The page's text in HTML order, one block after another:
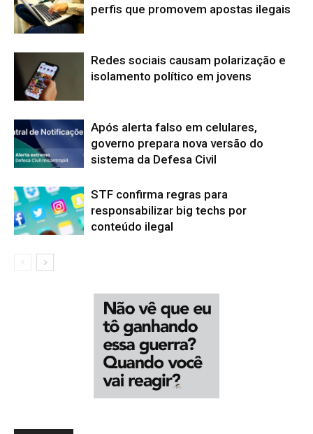
perfis que promovem apostas ilegais
Redes sociais causam polarização e
isolamento político em jovens
Após alerta falso em celulares,
governo prepara nova versão do
sistema da Defesa Civil
STF confirma regras para
responsabilizar big techs por
conteúdo ilegal